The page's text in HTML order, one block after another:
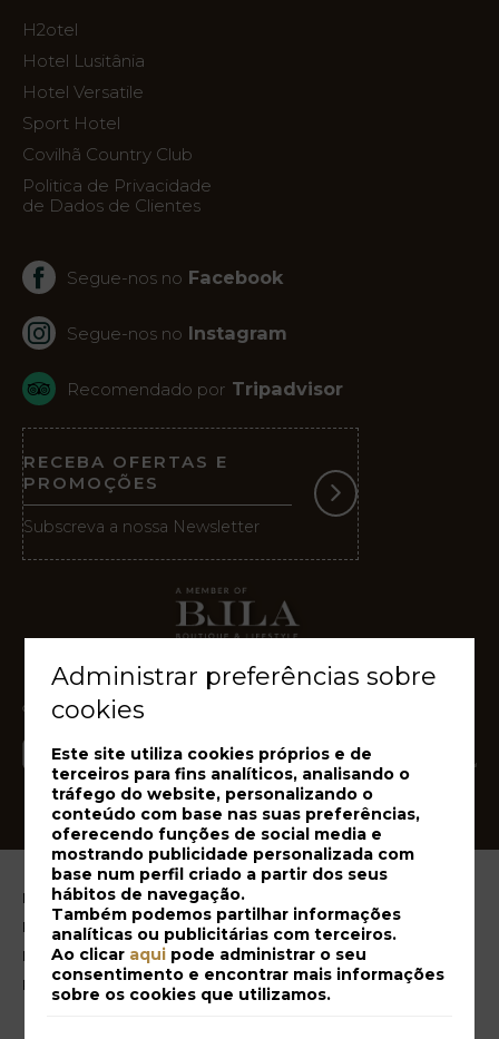
H2otel
Hotel Lusitânia
Hotel Versatile
Sport Hotel
Covilhã Country Club
Politica de Privacidade
de Dados de Clientes
Segue-nos no Facebook
Segue-nos no Instagram
Recomendado por Tripadvisor
RECEBA OFERTAS E
PROMOÇÕES
Subscreva a nossa Newsletter
Notícia legal
Política de Cookies
Livro de Reclamações
Resolução Alternativa de Litígios
Administrar preferências sobre
cookies
Este site utiliza cookies próprios e de
terceiros para fins analíticos, analisando o
tráfego do website, personalizando o
conteúdo com base nas suas preferências,
oferecendo funções de social media e
mostrando publicidade personalizada com
base num perfil criado a partir dos seus
hábitos de navegação.
Também podemos partilhar informações
analíticas ou publicitárias com terceiros.
Ao clicar aqui pode administrar o seu
consentimento e encontrar mais informações
sobre os cookies que utilizamos.